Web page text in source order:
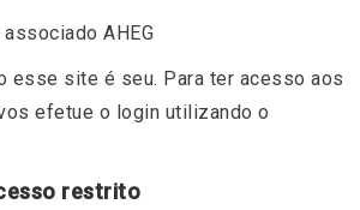
AHEG
esse site é seu. Para ter acesso aos
efetue o login utilizando o
restrito